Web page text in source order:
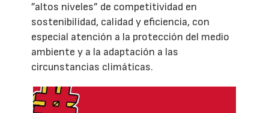
”altos niveles” de competitividad en
sostenibilidad, calidad y eficiencia, con
especial atención a la protección del medio
ambiente y a la adaptación a las
circunstancias climáticas.